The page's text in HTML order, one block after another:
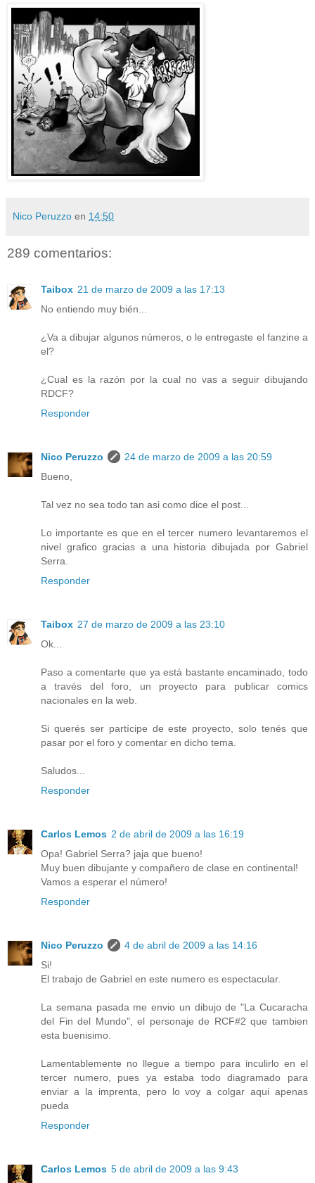
Nico Peruzzo en 14:50
289 comentarios:
Taibox 21 de marzo de 2009 a las 17:13
No entiendo muy bién...
¿Va a dibujar algunos números, o le entregaste el fanzine a
el?
¿Cual es la razón por la cual no vas a seguir dibujando
RDCF?
Responder
Nico Peruzzo
24 de marzo de 2009 a las 20:59
Bueno,
Tal vez no sea todo tan asi como dice el post...
Lo importante es que en el tercer numero levantaremos el
nivel grafico gracias a una historia dibujada por Gabriel
Serra.
Responder
Taibox 27 de marzo de 2009 a las 23:10
Ok...
Paso a comentarte que ya está bastante encaminado, todo
a través del foro, un proyecto para publicar comics
nacionales en la web.
Si querés ser partícipe de este proyecto, solo tenés que
pasar por el foro y comentar en dicho tema.
Saludos...
Responder
Carlos Lemos 2 de abril de 2009 a las 16:19
Opa! Gabriel Serra? jaja que bueno!
Muy buen dibujante y compañero de clase en continental!
Vamos a esperar el número!
Responder
Nico Peruzzo
4 de abril de 2009 a las 14:16
Si!
El trabajo de Gabriel en este numero es espectacular.
La semana pasada me envio un dibujo de "La Cucaracha
del Fin del Mundo", el personaje de RCF#2 que tambien
esta buenisimo.
Lamentablemente no llegue a tiempo para inculirlo en el
tercer numero, pues ya estaba todo diagramado para
enviar a la imprenta, pero lo voy a colgar aqui apenas
pueda
Responder
Carlos Lemos 5 de abril de 2009 a las 9:43